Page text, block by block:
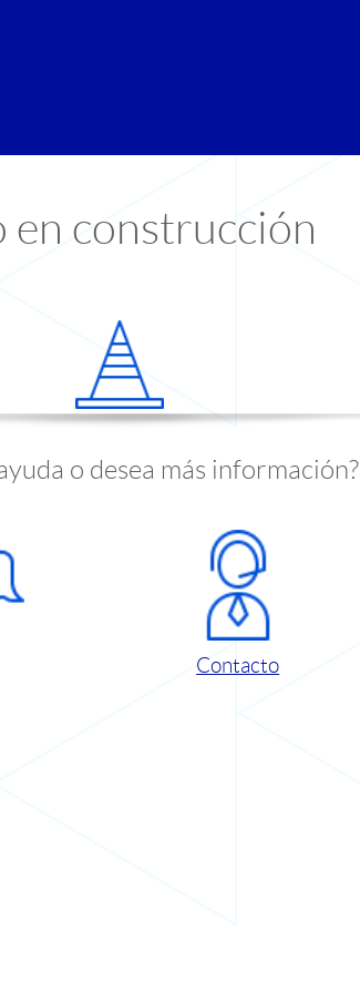
en construcción
o desea más información?
Contacto